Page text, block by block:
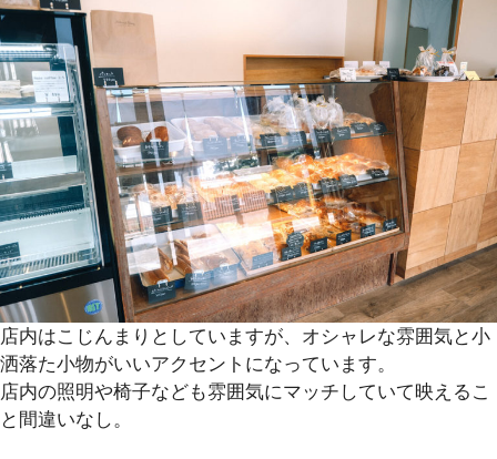
店内はこじんまりとしていますが、オシャレな雰囲気と小
洒落た小物がいいアクセントになっています。
店内の照明や椅子なども雰囲気にマッチしていて映えるこ
と間違いなし。